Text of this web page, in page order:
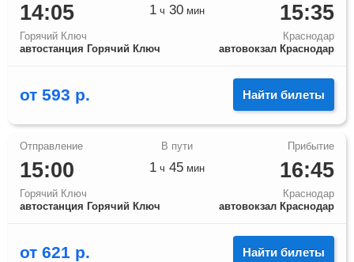
14:05
Горячий Ключ
автостанция Горячий Ключ
15:35
Краснодар
автовокзал Краснодар
1 ч 30 мин
от 593 р. Найти билеты
15:00
Горячий Ключ
автостанция Горячий Ключ
16:45
Краснодар
автовокзал Краснодар
1 ч 45 мин
от 621 р. Найти билеты